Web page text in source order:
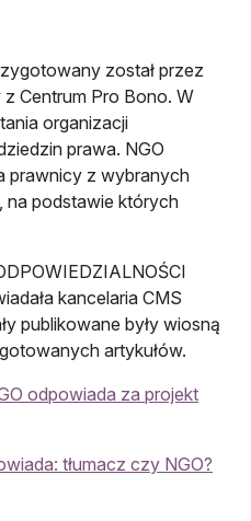
został przez
Centrum Pro Bono. W
organizacji
prawa. NGO
prawnicy z wybranych
na podstawie których
kancelaria CMS
publikowane były wiosną
artykułów.
odpowiada za projekt
tłumacz czy NGO?